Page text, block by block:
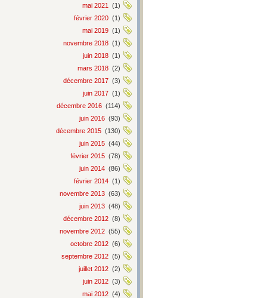
mai 2021
(1)
février 2020 (1)
mai 2019 (1)
novembre 2018 (1)
juin 2018 (1)
mars 2018 (2)
décembre 2017 (3)
juin 2017 (1)
décembre 2016 (114)
juin 2016 (93)
décembre 2015 (130)
juin 2015 (44)
février 2015 (78)
juin 2014 (86)
février 2014 (1)
novembre 2013 (63)
juin 2013 (48)
décembre 2012 (8)
novembre 2012 (55)
octobre 2012 (6)
septembre 2012 (5)
juillet 2012 (2)
juin 2012 (3)
mai 2012 (4)